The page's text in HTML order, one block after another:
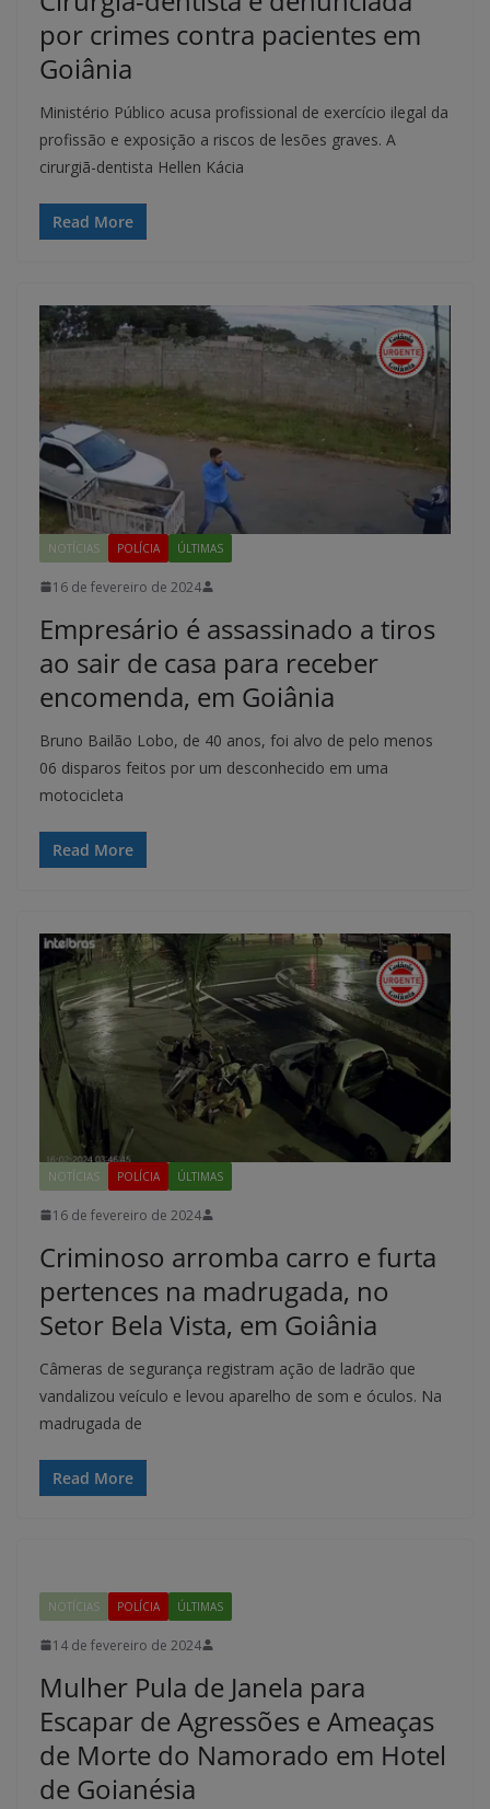
por crimes contra pacientes em
Goiânia
Ministério Público acusa profissional de exercício ilegal da
profissão e exposição a riscos de lesões graves. A
cirurgiã-dentista Hellen Kácia
Read More
NOTÍCIAS POLÍCIA ÚLTIMAS
16 de fevereiro de 2024
Empresário é assassinado a tiros
ao sair de casa para receber
encomenda, em Goiânia
Bruno Bailão Lobo, de 40 anos, foi alvo de pelo menos
06 disparos feitos por um desconhecido em uma
motocicleta
Read More
NOTÍCIAS POLÍCIA ÚLTIMAS
16 de fevereiro de 2024
Criminoso arromba carro e furta
pertences na madrugada, no
Setor Bela Vista, em Goiânia
Câmeras de segurança registram ação de ladrão que
vandalizou veículo e levou aparelho de som e óculos. Na
madrugada de
Read More
NOTÍCIAS POLÍCIA ÚLTIMAS
14 de fevereiro de 2024
Mulher Pula de Janela para
Escapar de Agressões e Ameaças
de Morte do Namorado em Hotel
de Goianésia